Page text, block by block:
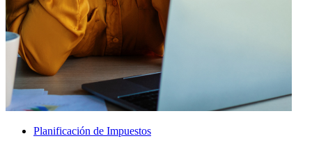
Planificación de Impuestos